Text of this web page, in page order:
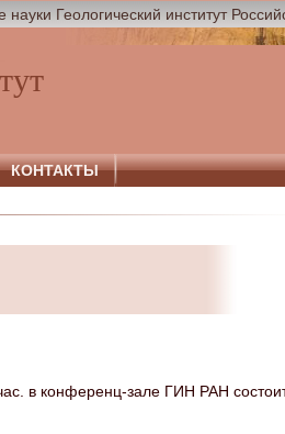
Геологический институт
КОНТАКТЫ
в конференц-зале ГИН РАН